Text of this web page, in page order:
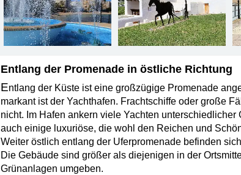
Entlang der Promenade in östliche Richtung
Entlang der Küste ist eine großzügige Promenade
markant ist der Yachthafen. Frachtschiffe oder große
nicht. Im Hafen ankern viele Yachten unterschiedlicher
auch einige luxuriöse, die wohl den Reichen und
Weiter östlich entlang der Uferpromenade befinden
Die Gebäude sind größer als diejenigen in der
Grünanlagen umgeben.